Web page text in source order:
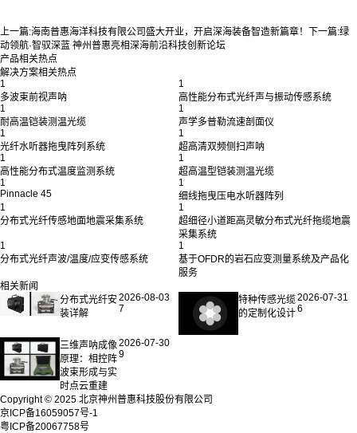
上一篇:海南普惠海洋科技有限公司盛大开业，开启深海装备智造新篇章！ 下一篇:绿
动领航·智驭深蓝 神州普惠亮相深海前沿科技创新论坛
产品相关热点
解决方案相关热点
1
多波束前视声呐
1
高性能分布式光纤声与振动传感系统
1
耐高温铠装测温光缆
1
声学多普勒流速剖面仪
1
光纤水听器拖曳阵列系统
1
超高清双频侧扫声呐
1
高性能分布式温度监测系统
1
超高温型铠装测温光缆
1
Pinnacle 45
1
细线拖曳压电水听器阵列
1
分布式光纤传感地面地震采集系统
1
超细径小道距高灵敏分布式光纤拖缆地震
采集系统
1
分布式光纤声波/温度/应变传感系统
1
基于OFDR的岩石应变测量系统及产品化
服务
相关新闻
分布式光纤安
装详解
2026-08-03
7
特种传感光缆
的定制化设计
2026-07-31
6
三维声呐成像
原理：相控阵
波束形成与实
时点云重建
2026-07-30
9
Copyright © 2025 北京神州普惠科技股份有限公司
京ICP备16059057号-1
粤ICP备20067758号